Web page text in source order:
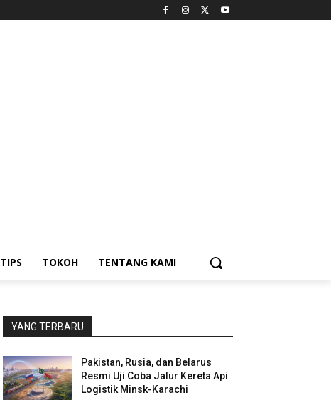
TIPS TOKOH TENTANG KAMI
YANG TERBARU
Pakistan, Rusia, dan Belarus
Resmi Uji Coba Jalur Kereta Api
Logistik Minsk-Karachi